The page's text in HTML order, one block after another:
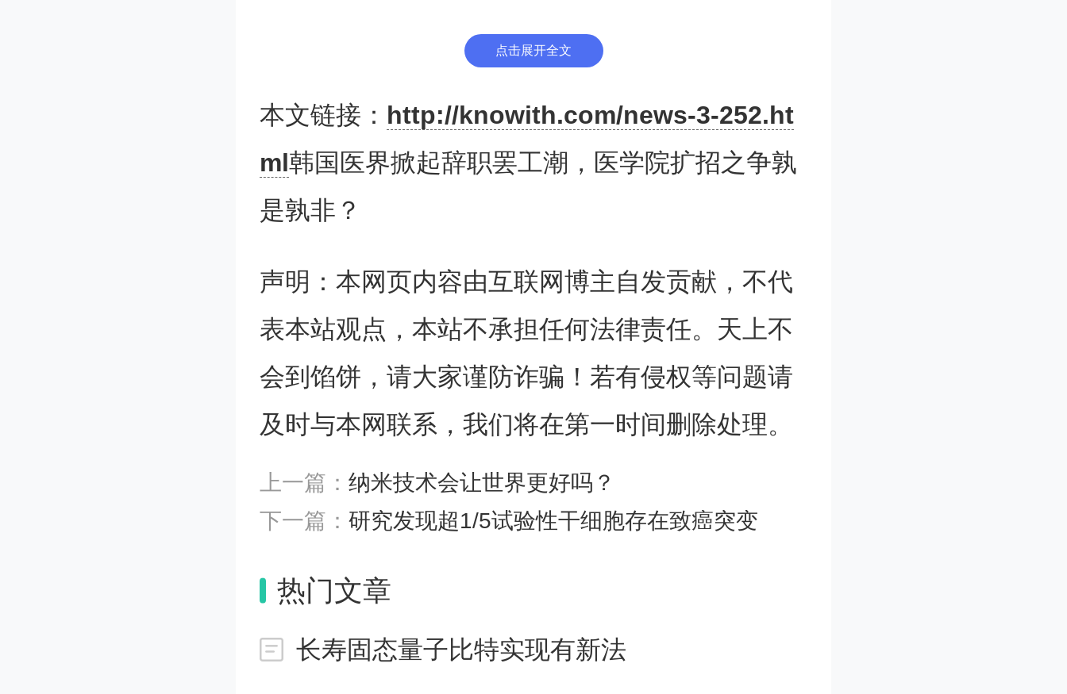
政府推行医学院扩招，他们指责政府推出的扩招
计划是“草率的单方面决定”，将引发过度医疗并
使医保系统资金紧张。他们认为韩国已经有足够
的医务人员，解决医生短缺问题不是扩招而是让
现有医生得到更高的报酬。
在大韩医师协会的组织下，离岗的医生2月20日
中午聚集在首尔的大韩医师协会会馆，召开了紧
急会议，选举紧急应对委员会主席，并讨论未来
的应对计划。此前，大韩医师协会警告称，如果
政府试图对医学生和住院医生的行为扣上违宪的
对于医疗界的罢工和辞职潮，韩国总统尹锡悦20
点击展开全文
本文链接： http://knowith.com/news-3-252.ht
ml韩国医界掀起辞职罢工潮，医学院扩招之争孰
是孰非？
声明：本网页内容由互联网博主自发贡献，不代
表本站观点，本站不承担任何法律责任。天上不
会到馅饼，请大家谨防诈骗！若有侵权等问题请
及时与本网联系，我们将在第一时间删除处理。
上一篇： 纳米技术会让世界更好吗？
下一篇： 研究发现超1/5试验性干细胞存在致癌突变
热门文章
长寿固态量子比特实现有新法